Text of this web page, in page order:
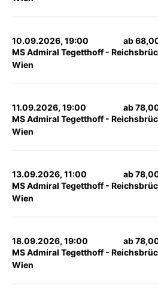
10.09.2026, 19:00
MS Admiral Tegetthoff -
Wien
ab
11.09.2026, 19:00
MS Admiral Tegetthoff -
Wien
ab
13.09.2026, 11:00
MS Admiral Tegetthoff -
Wien
ab
18.09.2026, 19:00
MS Admiral Tegetthoff -
Wien
ab